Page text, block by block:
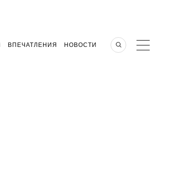
ВПЕЧАТЛЕНИЯ НОВОСТИ